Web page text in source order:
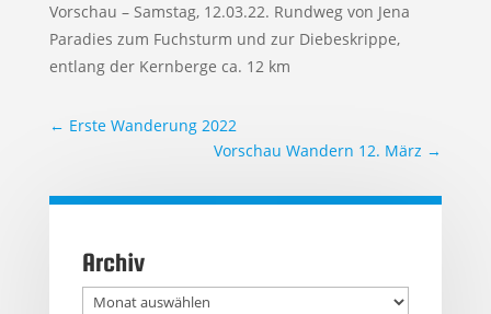
Vorschau – Samstag, 12.03.22. Rundweg von Jena
Paradies zum Fuchsturm und zur Diebeskrippe,
entlang der Kernberge ca. 12 km
← Erste Wanderung 2022
Vorschau Wandern 12. März →
Archiv
Archiv